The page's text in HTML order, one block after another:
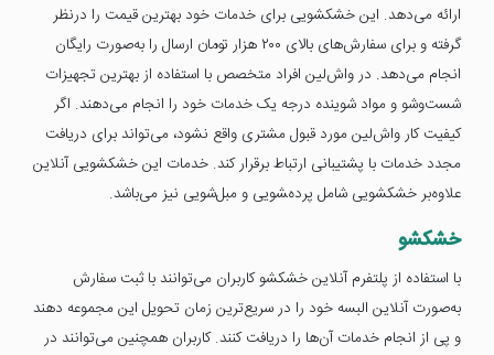
ارائه می‌دهد. این خشکشویی برای خدمات خود بهترین قیمت را درنظر
گرفته و برای سفارش‌های بالای ۲۰۰ هزار تومان ارسال را به‌صورت رایگان
انجام می‌دهد. در واش‌لین افراد متخصص با استفاده از بهترین تجهیزات
شست‌وشو و مواد شوینده درجه یک خدمات خود را انجام می‌دهند. اگر
کیفیت کار واش‌لین مورد قبول مشتری واقع نشود، می‌تواند برای دریافت
مجدد خدمات با پشتیبانی ارتباط برقرار کند. خدمات این خشکشویی آنلاین
علاوه‌بر خشکشویی شامل پرده‌‍شویی و مبل‌شویی نیز می‌باشد.
خشکشو
با استفاده از پلتفرم آنلاین خشکشو کاربران می‌توانند با ثبت سفارش
به‌صورت آنلاین البسه خود را در سریع‌ترین زمان تحویل این مجموعه دهند
و پی از انجام خدمات آن‌ها را دریافت کنند. کاربران همچنین می‌توانند در